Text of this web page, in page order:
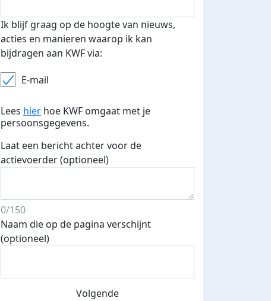
Streefbedrag verhoogd
Ik blijf graag op de hoogte van nieuws,
acties en manieren waarop ik kan
bijdragen aan KWF via:
E-mail
Lees hier hoe KWF omgaat met je
persoonsgegevens.
Laat een bericht achter voor de
actievoerder (optioneel)
0/150
Naam die op de pagina verschijnt
(optioneel)
Volgende